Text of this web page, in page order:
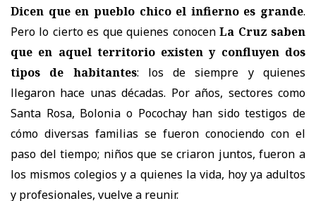
Dicen que en pueblo chico el infierno es grande.
Pero lo cierto es que quienes conocenLa Cruz saben
que en aquel territorio existen y confluyen dos
tipos de habitantes: los de siempre y quienes
llegaron hace unas décadas. Por años, sectores como
Santa Rosa, Bolonia o Pocochay han sido testigos de
cómo diversas familias se fueron conociendo con el
paso del tiempo; niños que se criaron juntos, fueron a
los mismos colegios y a quienes la vida, hoy ya adultos
y profesionales, vuelve a reunir.